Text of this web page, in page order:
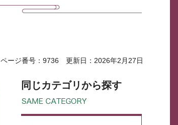
ページ番号：9736 更新日：2026年2月27日
同じカテゴリから探す